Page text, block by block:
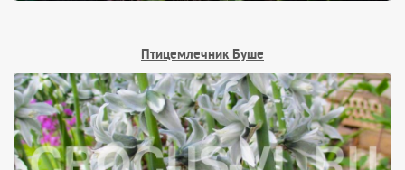
Птицемлечник Буше